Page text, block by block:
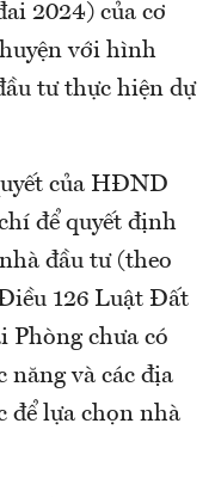
2024) của cơ
với hình
tư thực hiện dự
của HĐND
để quyết định
đầu tư (theo
126 Luật Đất
Phòng chưa có
năng và các địa
để lựa chọn nhà